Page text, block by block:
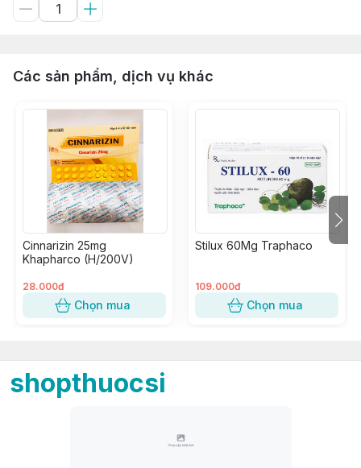
Các sản phẩm, dịch vụ khác
Cinnarizin 25mg
Khapharco (H/200V)
28.000đ
Chọn mua
Stilux 60Mg Traphaco
109.000đ
Chọn mua
shopthuocsi